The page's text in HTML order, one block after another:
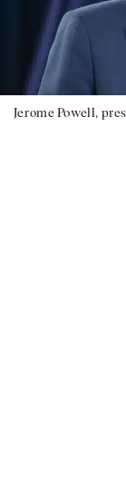
Jerome Powell,